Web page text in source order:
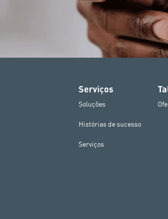
Serviços
Soluções
Histórias de sucesso
Serviços